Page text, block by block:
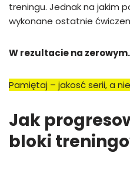
treningu. Jednak na jakim
wykonane ostatnie
W rezultacie na
Pamiętaj – jakosć serii, a
Jak
bloki